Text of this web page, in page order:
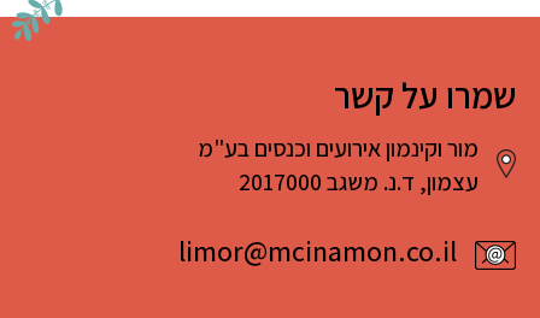
שמרו על קשר
מור וקינמון אירועים וכנסים בע"מ
עצמון, ד.נ. משגב 2017000
limor@mcinamon.co.il